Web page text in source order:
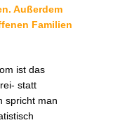
Außerdem
Familien
ist das
statt
spricht man